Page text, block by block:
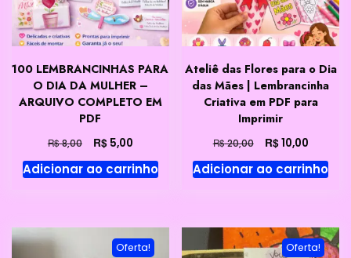
100 LEMBRANCINHAS PARA
O DIA DA MULHER –
ARQUIVO COMPLETO EM
PDF
R$8,00
preço
original
R$5,00O
preço
atual
Adicionar ao carrinho
Ateliê das Flores para o Dia
das Mães | Lembrancinha
Criativa em PDF para
Imprimir
R$20,00
preço
original
R$10,00O
preço
atual
Adicionar ao carrinho
Oferta! Oferta!